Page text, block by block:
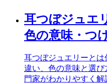
耳つぼジュエ
色の意味・つ
耳つぼジュエリーと
違い、色の意味と選
門家がわかりやすく